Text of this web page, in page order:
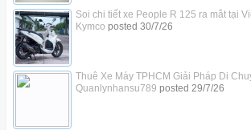
Soi chi tiết xe People R 125 ra mắt tại
Kymco posted 30/7/26
Thuê Xe Máy TPHCM Giải Pháp Di
Quanlynhansu789 posted 29/7/26